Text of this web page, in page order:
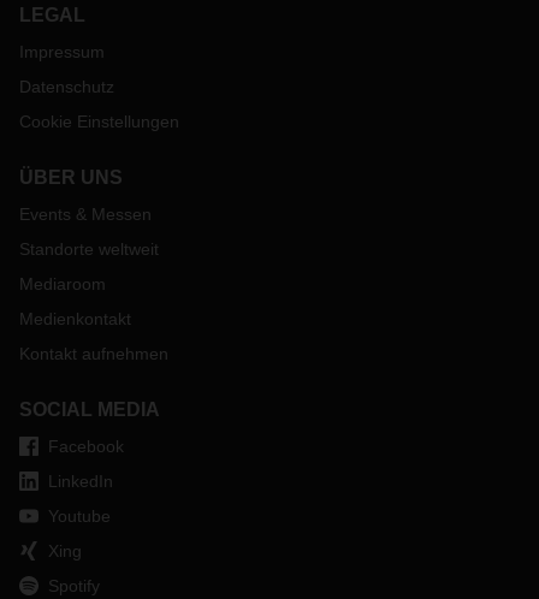
LEGAL
Impressum
Datenschutz
Cookie Einstellungen
ÜBER UNS
Events & Messen
Standorte weltweit
Mediaroom
Medienkontakt
Kontakt aufnehmen
SOCIAL MEDIA
Facebook
LinkedIn
Youtube
Xing
Spotify